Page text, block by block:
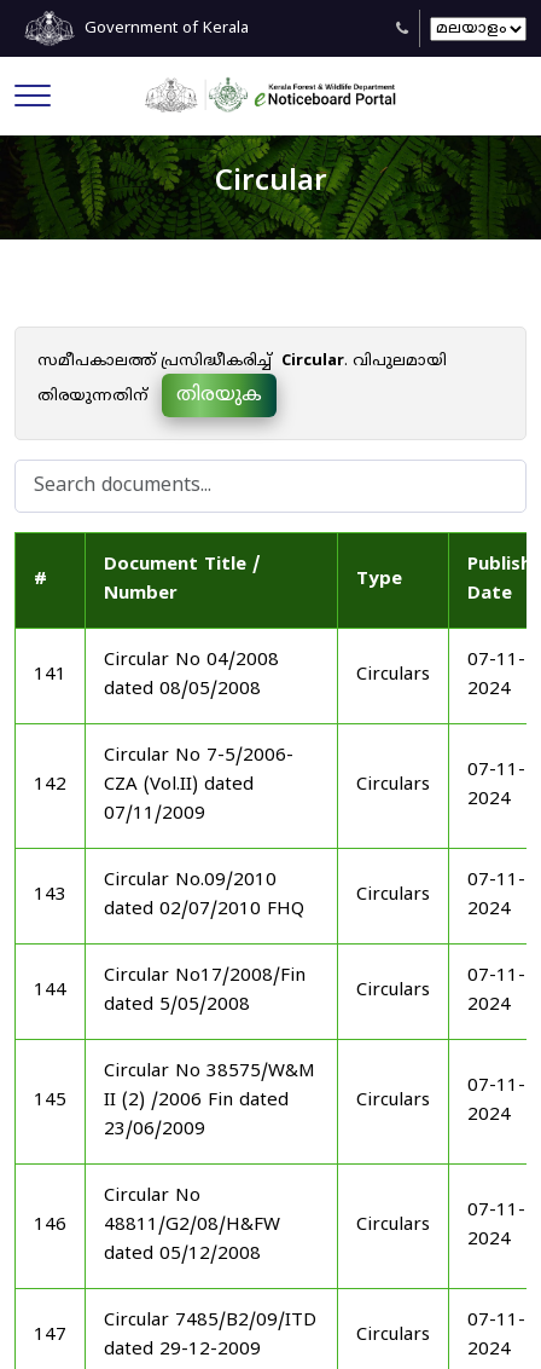
Government of Kerala
Circular
സമീപകാലത്ത് പ്രസിദ്ധീകരിച്ച് Circular. വിപുലമായി
തിരയുന്നതിന്
തിരയുക
#
Document Title /
Number
Type
Date
141
Circular No 04/2008
dated 08/05/2008
Circulars
07-11-
2024
142
Circular No 7-5/2006-
CZA (Vol.II) dated
07/11/2009
Circulars
07-11-
2024
143
Circular No.09/2010
dated 02/07/2010 FHQ
Circulars
07-11-
2024
144
Circular No17/2008/Fin
dated 5/05/2008
Circulars
07-11-
2024
145
Circular No 38575/W&M
II (2) /2006 Fin dated
23/06/2009
Circulars
07-11-
2024
146
Circular No
48811/G2/08/H&FW
dated 05/12/2008
Circulars
07-11-
2024
147
Circular 7485/B2/09/ITD
dated 29-12-2009
Circulars
07-11-
2024